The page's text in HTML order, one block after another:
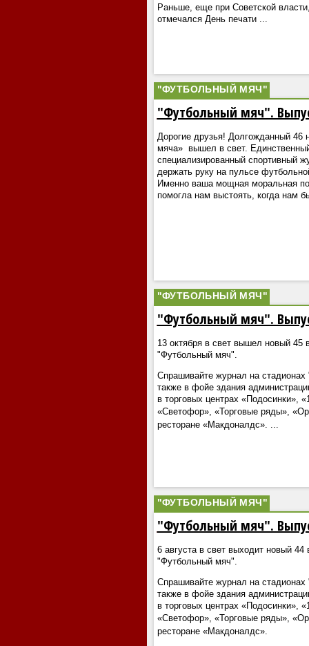
Раньше, еще при Советской
отмечался День печати
"ФУТБОЛЬНЫЙ МЯЧ"
"Футбольный мяч".
Дорогие друзья! Долгожданный 46
мяча» вышел в свет.
специализированный спортивный
держать руку на пульсе
Именно ваша мощная моральная
помогла нам выстоять, когда нам
"ФУТБОЛЬНЫЙ МЯЧ"
"Футбольный мяч".
13 октября в свет вышел новый 45
"Футбольный мяч".
Спрашивайте журнал на
также в фойе здания
в торговых центрах «Подосинки»,
«Светофор», «Торговые ряды»,
ресторане «Макдоналдс».
"ФУТБОЛЬНЫЙ МЯЧ"
"Футбольный мяч".
6 августа в свет выходит новый 44
"Футбольный мяч".
Спрашивайте журнал на
также в фойе здания
в торговых центрах «Подосинки»,
«Светофор», «Торговые ряды»,
ресторане «Макдоналдс».